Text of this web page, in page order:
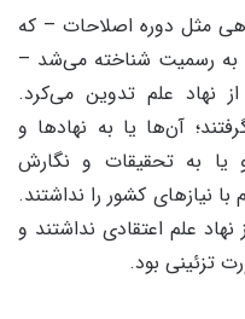
مثل دوره اصلاحات – که
به رسمیت شناخته می‌شد –
نهاد علم تدوین می‌کرد.
آن‌ها یا به نهادها و
یا به تحقیقات و نگارش
نیازهای کشور را نداشتند.
علم اعتقادی نداشتند و
تزئینی بود.